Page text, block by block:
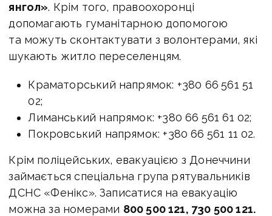
янгол». Крім того, правоохоронці
допомагають гуманітарною допомогою
та можуть сконтактувати з волонтерами, які
шукають житло переселенцям.
Краматорський напрямок: +380 66 561 51
02;
Лиманський напрямок: +380 66 561 61 02;
Покровський напрямок: +380 66 561 11 02.
Крім поліцейських, евакуацією з Донеччини
займається спеціальна група рятувальників
ДСНС «Фенікс». Записатися на евакуацію
можна за номерами 800 500 121, 730 500 121.